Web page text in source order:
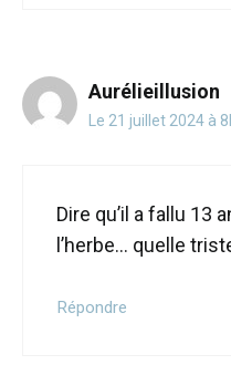
Aurélieillusion
Le 21 juillet 2024 à
Dire qu’il a fallu 13
l’herbe… quelle
Répondre